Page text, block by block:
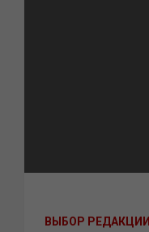
ВЫБОР РЕДАКЦИИ